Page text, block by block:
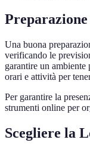
Una buona
verificando le
garantire un
orari e attività per
Per garantire la
strumenti online per
Scegliere la